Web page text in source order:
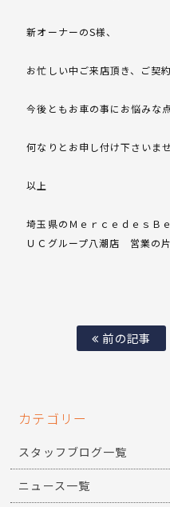
新オーナーのS様、
お忙しい中ご来店頂き、ご契
今後ともお車の事にお悩みな
何なりとお申し付け下さいま
以上
埼玉県のＭｅｒｃｅｄｅｓＢ
ＵＣグループ八潮店 営業の
前の記事
カテゴリー
スタッフブログ一覧
ニュース一覧